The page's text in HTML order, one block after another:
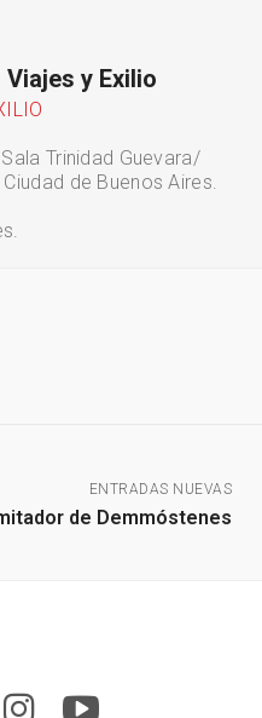
y Exilio
Trinidad Guevara/
de Buenos Aires.
ENTRADAS NUEVAS
de Demmóstenes